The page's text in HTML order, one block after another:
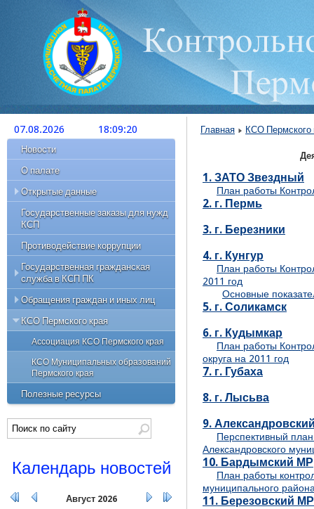
07.08.2026 18:09:20
Новости
О палате
Открытые данные
План работы
Контрольно-ревизионная
деятельность КСП
Экспертно-аналитическая
деятельность
Результаты деятельности КСП
Нормотворческая деятельность
КСП
СМИ о нас
Официальные выступления и
заявления председателя и
заместителей председателя КСП
Государственные заказы для нужд
КСП
Противодействие коррупции
Государственная гражданская
служба в КСП ПК
Порядок поступления граждан на
гражданскую службу
Порядок работы с персональными
данными
Конкурсы
Квалификационные требования
Обращения граждан и иных лиц
Личный прием граждан и иных лиц
Письменные обращения
Принятые меры по обращениям
граждан и иных лиц
Порядок обжалования правовых
актов КСП
Обзор обращения граждан
КСО Пермского края
Ассоциация КСО Пермского края
КСО Муниципальных образований
Пермского края
Полезные ресурсы
Календарь новостей
Август 2026
Главная КСО Пермского
1. ЗАТО Звездный
План работы
2. г. Пермь
3. г. Березники
4. г. Кунгур
План работы
2011 год
Основные
5. г. Соликамск
6. г. Кудымкар
План работы
округа на 2011 год
7. г. Губаха
8. г. Лысьва
9.
Перспективный
Александровского
10. Бардымский МР
План работы
муниципального
11. Березовский МР